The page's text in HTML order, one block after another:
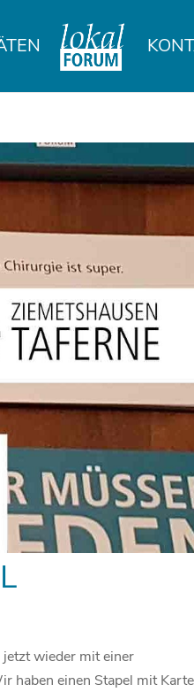
wieder mit einer
haben einen Stapel mit